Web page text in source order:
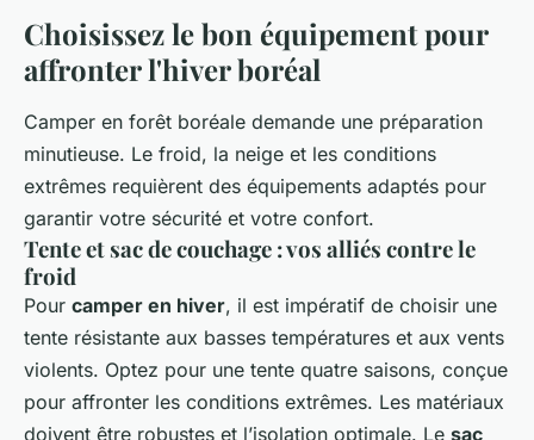
Choisissez le bon équipement pour
affronter l'hiver boréal
Camper en forêt boréale demande une préparation
minutieuse. Le froid, la neige et les conditions
extrêmes requièrent des équipements adaptés pour
garantir votre sécurité et votre confort.
Tente et sac de couchage : vos alliés contre le
froid
Pour camper en hiver, il est impératif de choisir une
tente résistante aux basses températures et aux vents
violents. Optez pour une tente quatre saisons, conçue
pour affronter les conditions extrêmes. Les matériaux
doivent être robustes et l’isolation optimale. Le sac